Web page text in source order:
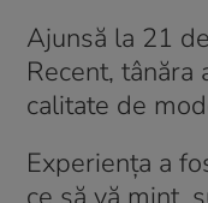
Ajunsă la 21
Recent,
calitate de
Experiența a